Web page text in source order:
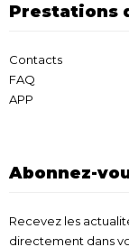
Prestations
Contacts
FAQ
APP
Abonnez-
Recevez les
directement dans